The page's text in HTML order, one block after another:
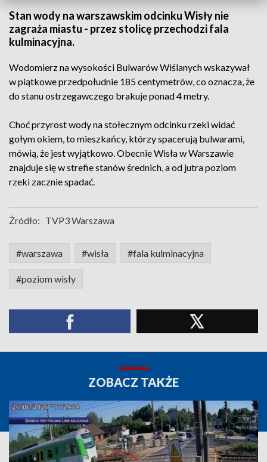
Stan wody na warszawskim odcinku Wisły nie
zagraża miastu - przez stolicę przechodzi fala
kulminacyjna.
Wodomierz na wysokości Bulwarów Wiślanych wskazywał
w piątkowe przedpołudnie 185 centymetrów, co oznacza, że
do stanu ostrzegawczego brakuje ponad 4 metry.
Choć przyrost wody na stołecznym odcinku rzeki widać
gołym okiem, to mieszkańcy, którzy spacerują bulwarami,
mówią, że jest wyjątkowo. Obecnie Wisła w Warszawie
znajduje się w strefie stanów średnich, a od jutra poziom
rzeki zacznie spadać.
Źródło: TVP3 Warszawa
#warszawa #wisła #fala kulminacyjna
#poziom wisły
ZOBACZ TAKŻE